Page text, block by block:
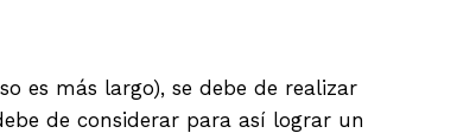
es más largo), se debe de realizar
de considerar para así lograr un